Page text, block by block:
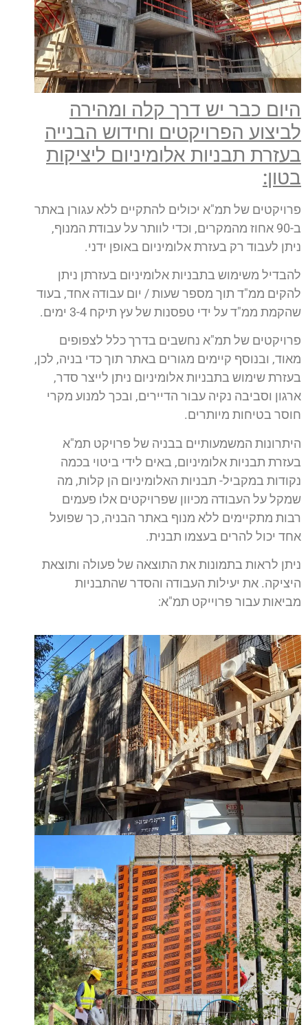
היום כבר יש דרך קלה ומהירה
לביצוע הפרויקטים וחידוש הבנייה
בעזרת תבניות אלומיניום ליציקות
בטון:
פרויקטים של תמ"א יכולים להתקיים ללא עגורן באתר
ב-90 אחוז מהמקרים, וכדי לוותר על עבודת המנוף,
ניתן לעבוד רק בעזרת אלומיניום באופן ידני.
להבדיל משימוש בתבניות אלומיניום בעזרתן ניתן
להקים ממ"ד תוך מספר שעות / יום עבודה אחד, בעוד
שהקמת ממ"ד על ידי טפסנות של עץ תיקח 3-4 ימים.
פרויקטים של תמ"א נחשבים בדרך כלל לצפופים
מאוד, ובנוסף קיימים מגורים באתר תוך כדי בניה, לכן,
בעזרת שימוש בתבניות אלומיניום ניתן לייצר סדר,
ארגון וסביבה נקיה עבור הדיירים, ובכך למנוע מקרי
חוסר בטיחות מיותרים.
היתרונות המשמעותיים בבניה של פרויקט תמ"א
בעזרת תבניות אלומיניום, באים לידי ביטוי בכמה
נקודות במקביל- תבניות האלומיניום הן קלות, מה
שמקל על העבודה מכיוון שפרויקטים אלו פעמים
רבות מתקיימים ללא מנוף באתר הבניה, כך שפועל
אחד יכול להרים בעצמו תבנית.
ניתן לראות בתמונות את התוצאה של פעולה ותוצאת
היציקה. את יעילות העבודה והסדר שהתבניות
מביאות עבור פרוייקט תמ"א: